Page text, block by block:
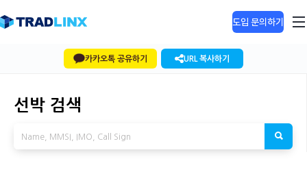
도입 문의하기
카카오톡 공유하기 URL 복사하기
선박 검색